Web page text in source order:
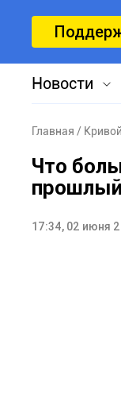
Новости
Главная
Что
17:34, 02 июня